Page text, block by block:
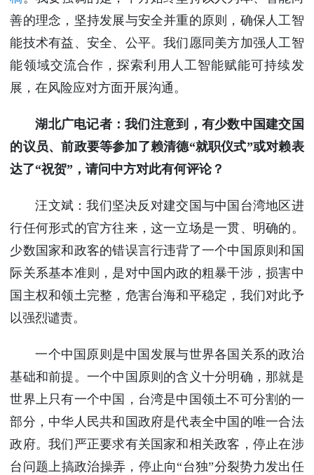
善的理念，坚持发展与安全并重的原则，确保人工智
能技术有益、安全、公平。我们愿同美方加强人工智
能领域交流合作，探索利用人工智能赋能可持续发
展，在风险应对方面开展沟通。
湖北广电记者：我们注意到，有少数中国建交国
的议员、前政要等参加了赖清德“就职仪式”或对赖表
达了“祝贺”，请问中方对此有何评论？
汪文斌：我们坚决反对建交国与中国台湾地区进
行任何形式的官方往来，这一立场是一贯、明确的。
少数国家和政客的错误言行违背了一个中国原则和国
际关系基本准则，是对中国内政的粗暴干涉，损害中
国主权和领土完整，危害台海和平稳定，我们对此予
以强烈谴责。
一个中国原则是中国发展与世界各国关系的政治
基础和前提。一个中国原则的含义十分明确，那就是
世界上只有一个中国，台湾是中国领土不可分割的一
部分，中华人民共和国政府是代表全中国的唯一合法
政府。我们严正要求有关国家和相关政客，停止在涉
台问题上搞政治操弄，停止向“台独”分裂势力发出任